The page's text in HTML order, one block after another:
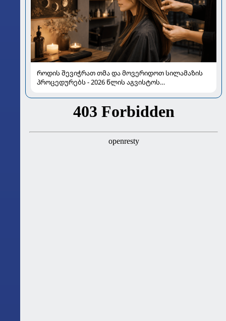
როდის შევიჭრათ თმა და მოვერიდოთ სილამაზის
პროცედურებს - 2026 წლის აგვისტოს